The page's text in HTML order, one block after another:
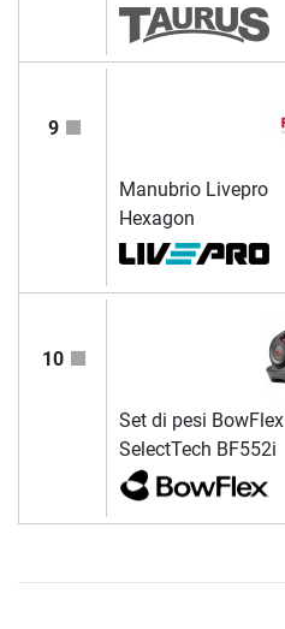
9
Manubrio Livepro
Hexagon
10
Set di pesi BowFlex
SelectTech BF552i